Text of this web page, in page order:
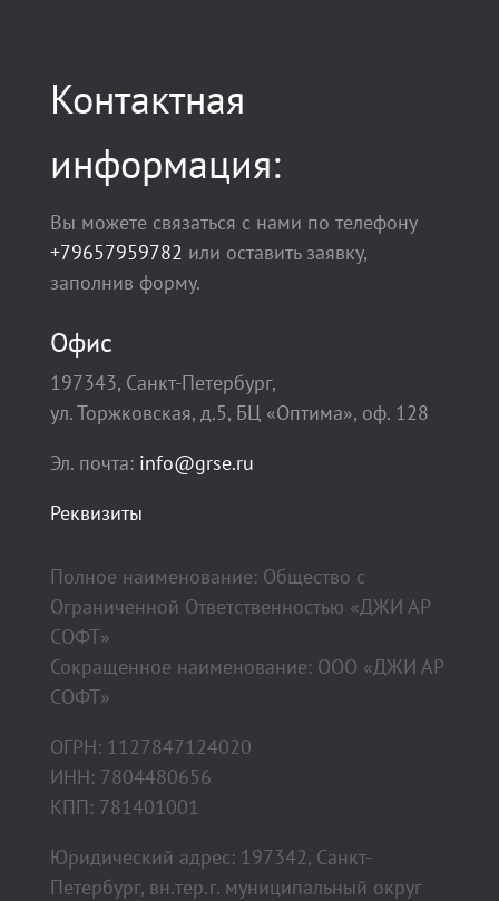
Контактная
информация:
Вы можете связаться с нами по телефону
+79657959782 или оставить заявку,
заполнив форму.
Офис
197343, Санкт-Петербург,
ул. Торжковская, д.5, БЦ «Оптима», оф. 128
Эл. почта: info@grse.ru
Реквизиты
Полное наименование: Общество с
Ограниченной Ответственностью «ДЖИ АР
СОФТ»
Сокращенное наименование: ООО «ДЖИ АР
СОФТ»
ОГРН: 1127847124020
ИНН: 7804480656
КПП: 781401001
Юридический адрес: 197342, Санкт-
Петербург, вн.тер.г. муниципальный округ